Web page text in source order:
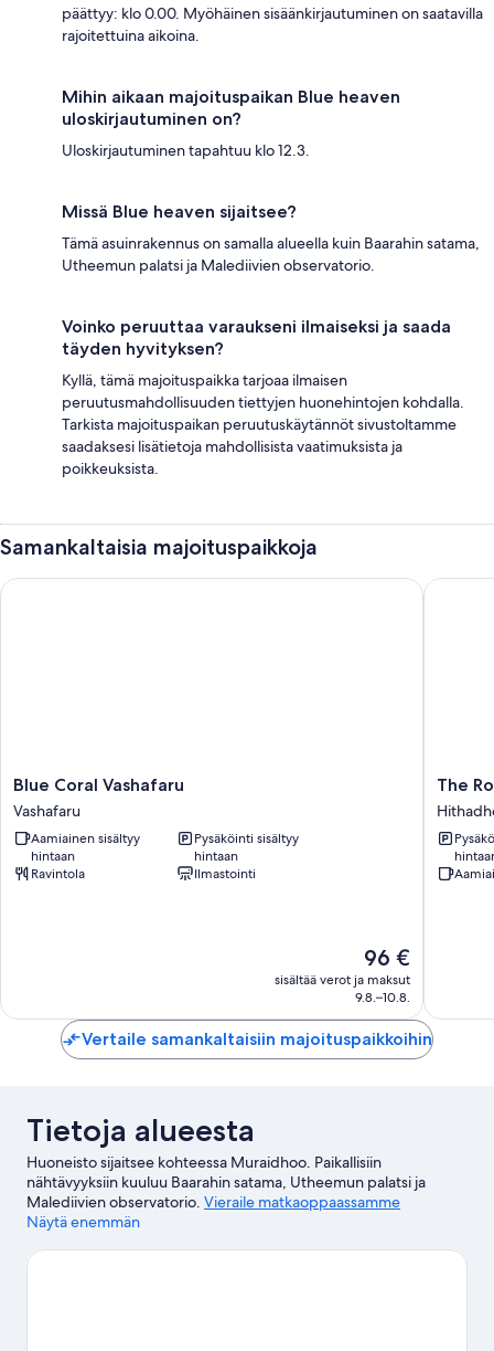
päättyy: klo 0.00. Myöhäinen sisäänkirjautuminen on saatavilla
rajoitettuina aikoina.
Mihin aikaan majoituspaikan Blue heaven
uloskirjautuminen on?
Uloskirjautuminen tapahtuu klo 12.3.
Missä Blue heaven sijaitsee?
Tämä asuinrakennus on samalla alueella kuin Baarahin satama,
Utheemun palatsi ja Malediivien observatorio.
Voinko peruuttaa varaukseni ilmaiseksi ja saada
täyden hyvityksen?
Kyllä, tämä majoituspaikka tarjoaa ilmaisen
peruutusmahdollisuuden tiettyjen huonehintojen kohdalla.
Tarkista majoituspaikan peruutuskäytännöt sivustoltamme
saadaksesi lisätietoja mahdollisista vaatimuksista ja
poikkeuksista.
Samankaltaisia majoituspaikkoja
Blue
Coral
Vashafaru
Vashafaru
Blue Coral Vashafaru
Vashafaru
Aamiainen sisältyy
hintaan
Pysäköinti sisältyy
hintaan
Ravintola
Ilmastointi
Hinta
96 €
96 €
sisältää verot ja maksut
9.8.–10.8.
Blue Coral Vashafaru
The
Rose
Garden
House
The
The
Vertaile samankaltaisiin majoituspaikkoihin
Tietoja alueesta
Huoneisto sijaitsee kohteessa Muraidhoo. Paikallisiin
nähtävyyksiin kuuluu Baarahin satama, Utheemun palatsi ja
Malediivien observatorio. Vieraile matkaoppaassamme
kohteeseen Muraidhoo
Muraidhoo: näytä lisää huoneistoja
Näytä enemmän